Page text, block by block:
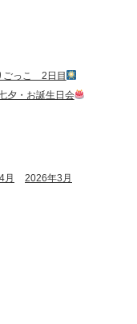
っこ 2日目
・お誕生日会
月
2026年3月